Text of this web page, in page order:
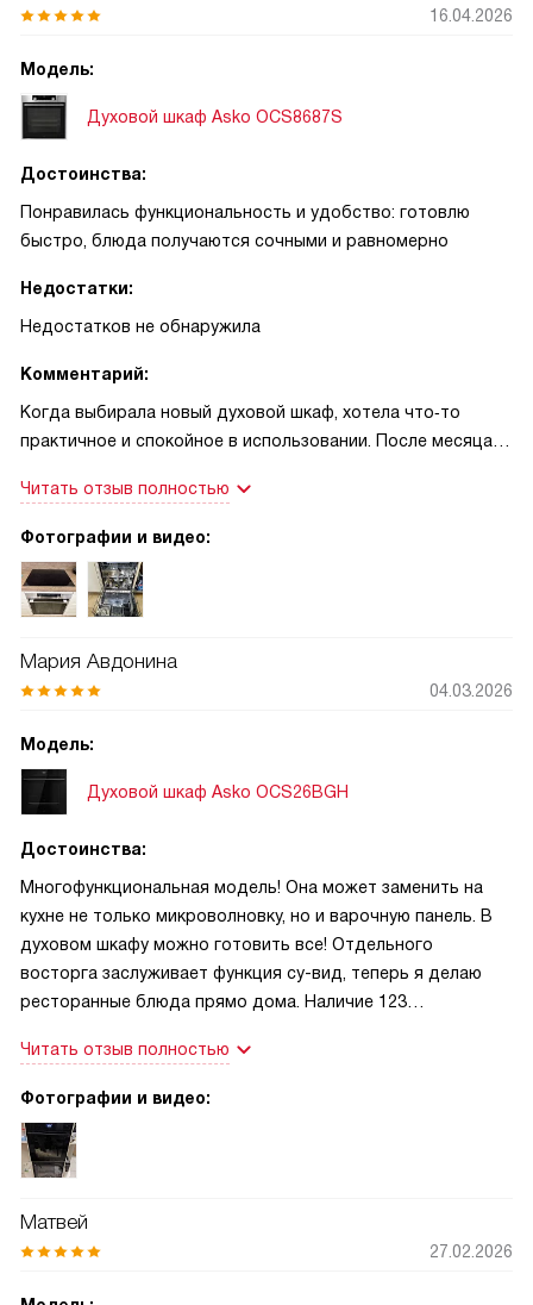
16.04.2026
Модель:
Духовой шкаф Asko OCS8687S
Достоинства:
Понравилась функциональность и удобство: готовлю
быстро, блюда получаются сочными и равномерно
Недостатки:
Недостатков не обнаружила
Комментарий:
Когда выбирала новый духовой шкаф, хотела что‑то
практичное и спокойное в использовании. После месяца
выбор! Первый раз испекла хлеб с паром — корка
получилась хрустящей, а внутри мягкая и ароматная. Еще
как в ресторане, и я была в восторге! Уборка теперь не
такая страшная: гидролитическая очистка реально
справляться с пригоревшими пятнами без долгих усилий.
Когда приходят гости и кухня наполнена запахами,
выручают — спокойно вытаскиваю противни, ничего не
проливается и не отбрасывает жар. Цвет и защита от
отпечатков сохраняют аккуратный вид, что приятно для
глаз
Читать отзыв полностью
Фотографии и видео:
Мария Авдонина
04.03.2026
Модель:
Духовой шкаф Asko OCS26BGH
Достоинства:
Многофункциональная модель! Она может заменить на
кухне не только микроволновку, но и варочную панель. В
духовом шкафу можно готовить все! Отдельного
восторга заслуживает функция су-вид, теперь я делаю
ресторанные блюда прямо дома. Наличие 123
когда нет времени думать над рецептом.
Читать отзыв полностью
Фотографии и видео:
Матвей
27.02.2026